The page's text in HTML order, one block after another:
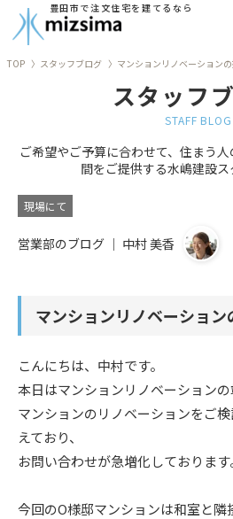
豊田市で注文住宅を建てるなら
リフォーム
古民家再生
建築実績
ニュース
TOP スタッフブログ マンションリノベーションの
スタッフ
STAFF BLOG
ご希望やご予算に合わせて、住まう
間をご提供する水嶋建設
現場にて
営業部のブログ ｜ 中村 美香
マンションリノベーション
こんにちは、中村です。
本日はマンションリノベーションの
マンションのリノベーションをご
えており、
お問い合わせが急増化しております
今回のO様邸マンションは和室と隣